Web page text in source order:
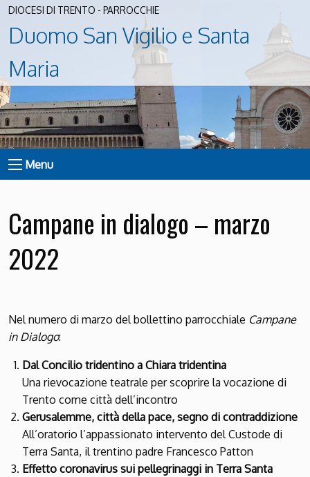
DIOCESI DI TRENTO - PARROCCHIE
Duomo San Vigilio e Santa
Maria
Menu
Campane in dialogo – marzo
2022
Nel numero di marzo del bollettino parrocchiale Campane
in Dialogo:
Dal Concilio tridentino a Chiara tridentina
Una rievocazione teatrale per scoprire la vocazione di
Trento come città dell’incontro
Gerusalemme, città della pace, segno di contraddizione
All’oratorio l’appassionato intervento del Custode di
Terra Santa, il trentino padre Francesco Patton
Effetto coronavirus sui pellegrinaggi in Terra Santa